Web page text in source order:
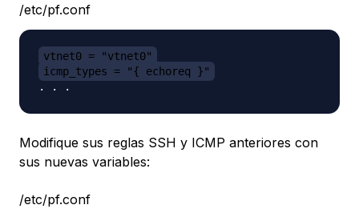
/etc/pf.conf
vtnet0 = "vtnet0"
icmp_types = "{ echoreq }"
Modifique sus reglas SSH y ICMP anteriores con
sus nuevas variables:
/etc/pf.conf